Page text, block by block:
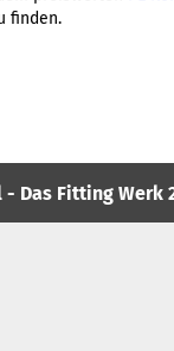
finden.
- Das Fitting Werk